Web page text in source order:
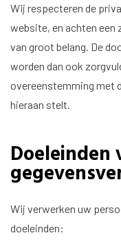
Wij respecteren de
website, en achten een
van groot belang. De
worden dan ook
overeenstemming met
hieraan stelt.
Doeleinden
Wij verwerken uw
doeleinden: